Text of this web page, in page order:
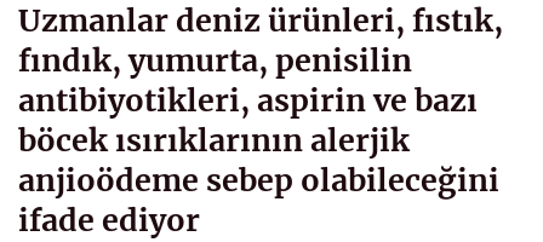
Uzmanlar deniz ürünleri, fıstık,
fındık, yumurta, penisilin
antibiyotikleri, aspirin ve bazı
böcek ısırıklarının alerjik
anjioödeme sebep olabileceğini
ifade ediyor